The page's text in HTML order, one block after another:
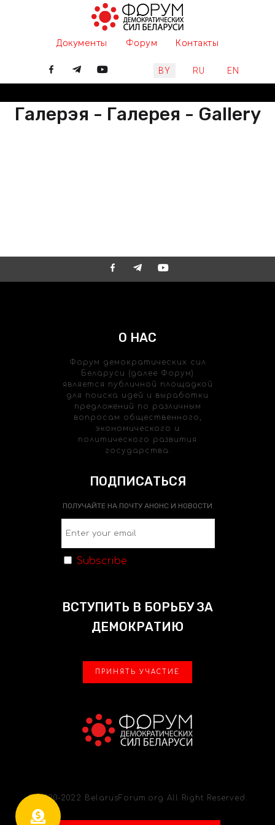
Документы Форум Контакты
Выберите язык
BY RU EN
Галерэя - Галерея - Gallery
О НАС
Форум демократических сил
Беларуси (далее Форум)
является публичной площадкой
для поиска идей и выработки
предложений по различным
вопросам общественного,
экономического и
политического развития
государства.
ПОДПИСАТЬСЯ
ПОЛУЧАЙТЕ НА ПОЧТУ АНОНС И НОВОСТИ
Subscribe
ВСТУПИТЬ В БОРЬБУ ЗА
ДЕМОКРАТИЮ
ПРИНЯТЬ УЧАСТИЕ
© 2020-2022 BelarusForum.org All Right Reserved.